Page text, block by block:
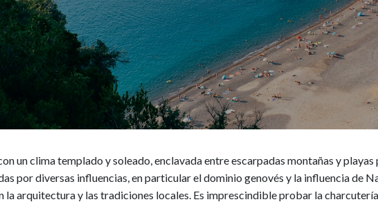
un clima templado y soleado, enclavada entre escarpadas montañas y
por diversas influencias, en particular el dominio genovés y la influencia de
la arquitectura y las tradiciones locales. Es imprescindible probar la